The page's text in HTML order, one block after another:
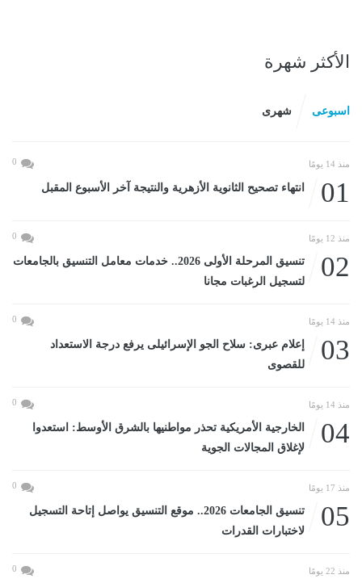
الأكثر شهرة
اسبوعى شهرى
منذ 14 يومًا 0
01 انتهاء تصحيح الثانوية الأزهرية والنتيجة آخر الأسبوع المقبل
منذ 12 يومًا 0
02
تنسيق المرحلة الأولى 2026.. خدمات معامل التنسيق بالجامعات
لتسجيل الرغبات مجانا
منذ 14 يومًا 0
03
إعلام عبرى: سلاح الجو الإسرائيلى يرفع درجة الاستعداد
للقصوى
منذ 14 يومًا 0
04
الخارجية الأمريكية تحذر مواطنيها بالشرق الأوسط: استعدوا
لإغلاق المجالات الجوية
منذ 17 يومًا 0
05
تنسيق الجامعات 2026.. موقع التنسيق يواصل إتاحة التسجيل
لاختبارات القدرات
منذ 22 يومًا 0